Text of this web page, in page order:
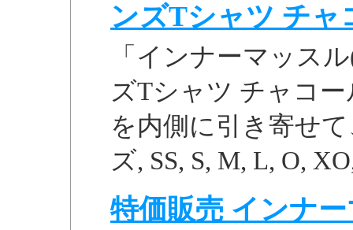
ンズTシャツ チャ
「インナーマッス
ズTシャツ チャコ
を内側に引き寄せ
ズ, SS, S, M, L, O,
特価販売 インナ